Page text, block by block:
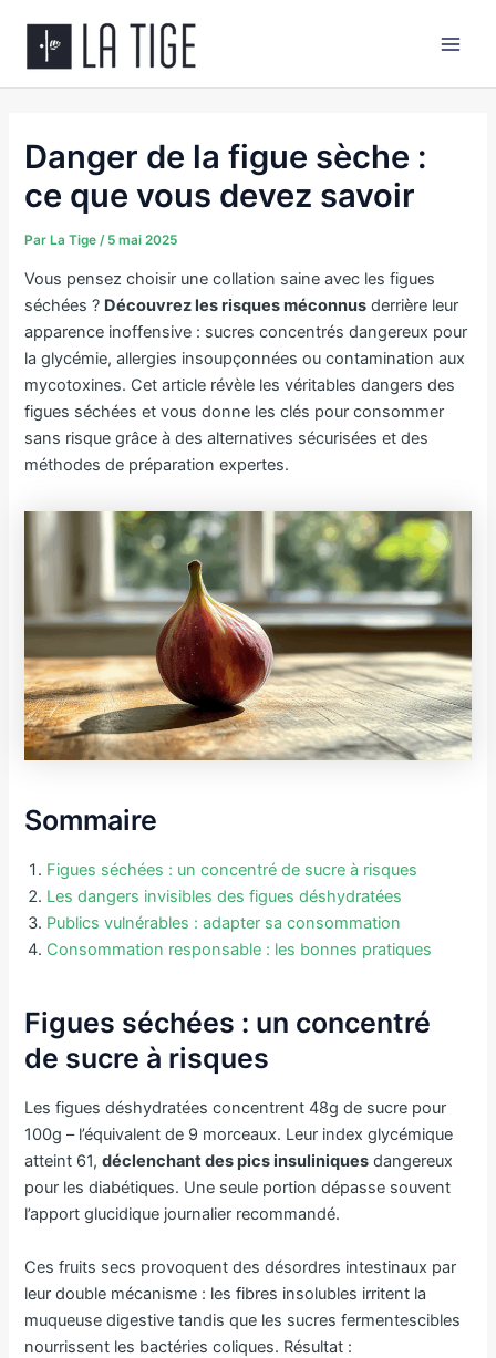
contenu
Danger de la figue sèche :
ce que vous devez savoir
Par La Tige/ 5 mai 2025
Vous pensez choisir une collation saine avec les figues
séchées ? Découvrez les risques méconnus derrière leur
apparence inoffensive : sucres concentrés dangereux pour
la glycémie, allergies insoupçonnées ou contamination aux
mycotoxines. Cet article révèle les véritables dangers des
figues séchées et vous donne les clés pour consommer
sans risque grâce à des alternatives sécurisées et des
méthodes de préparation expertes.
Sommaire
Figues séchées : un concentré de sucre à risques
Les dangers invisibles des figues déshydratées
Publics vulnérables : adapter sa consommation
Consommation responsable : les bonnes pratiques
Figues séchées : un concentré
de sucre à risques
Les figues déshydratées concentrent 48g de sucre pour
100g – l’équivalent de 9 morceaux. Leur index glycémique
atteint 61,déclenchant des pics insuliniques dangereux
pour les diabétiques. Une seule portion dépasse souvent
l’apport glucidique journalier recommandé.
Ces fruits secs provoquent des désordres intestinaux par
leur double mécanisme : les fibres insolubles irritent la
muqueuse digestive tandis que les sucres fermentescibles
nourrissent les bactéries coliques. Résultat :